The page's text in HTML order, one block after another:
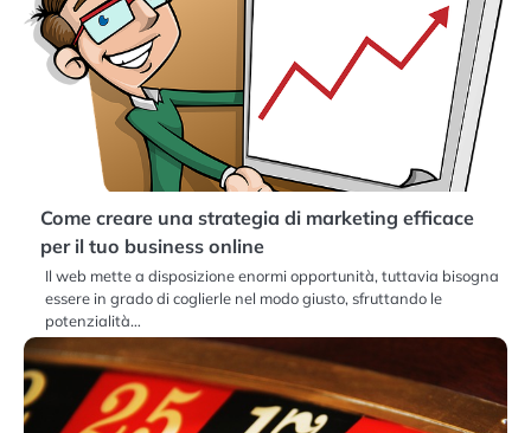
Come creare una strategia di marketing efficace
per il tuo business online
Il web mette a disposizione enormi opportunità, tuttavia bisogna
essere in grado di coglierle nel modo giusto, sfruttando le
potenzialità…